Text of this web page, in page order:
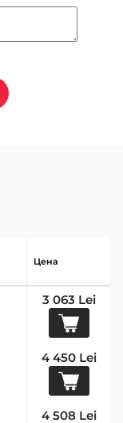
Цена
3 063 Lei
4 450 Lei
4 508 Lei